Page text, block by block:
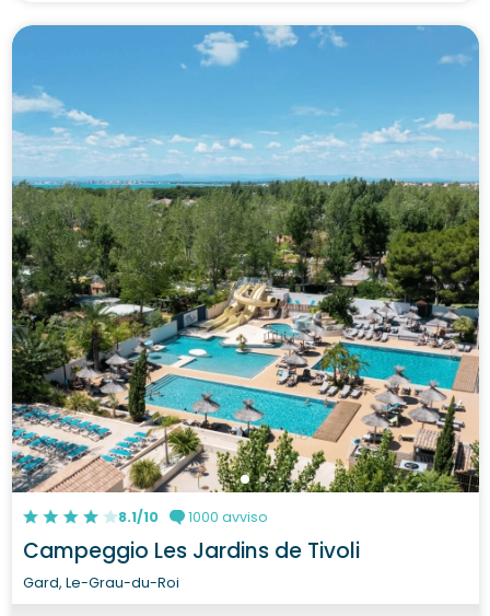
8.1/10 1000 avviso
Campeggio Les Jardins de Tivoli
Gard, Le-Grau-du-Roi